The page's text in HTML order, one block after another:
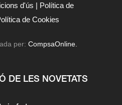
d'ús | Política de
de Cookies
per:CompsaOnline.
DE LES NOVETATS